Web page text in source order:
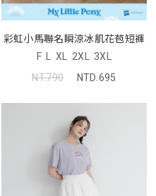
彩虹小馬聯名瞬涼冰肌花苞短褲
F L XL 2XL 3XL
NT.790
NTD.695